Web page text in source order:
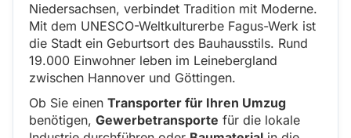
Niedersachsen, verbindet Tradition mit Moderne.
Mit dem UNESCO-Weltkulturerbe Fagus-Werk ist
die Stadt ein Geburtsort des Bauhausstils. Rund
19.000 Einwohner leben im Leinebergland
zwischen Hannover und Göttingen.
Ob Sie einen Transporter für Ihren Umzug
benötigen, Gewerbetransporte für die lokale